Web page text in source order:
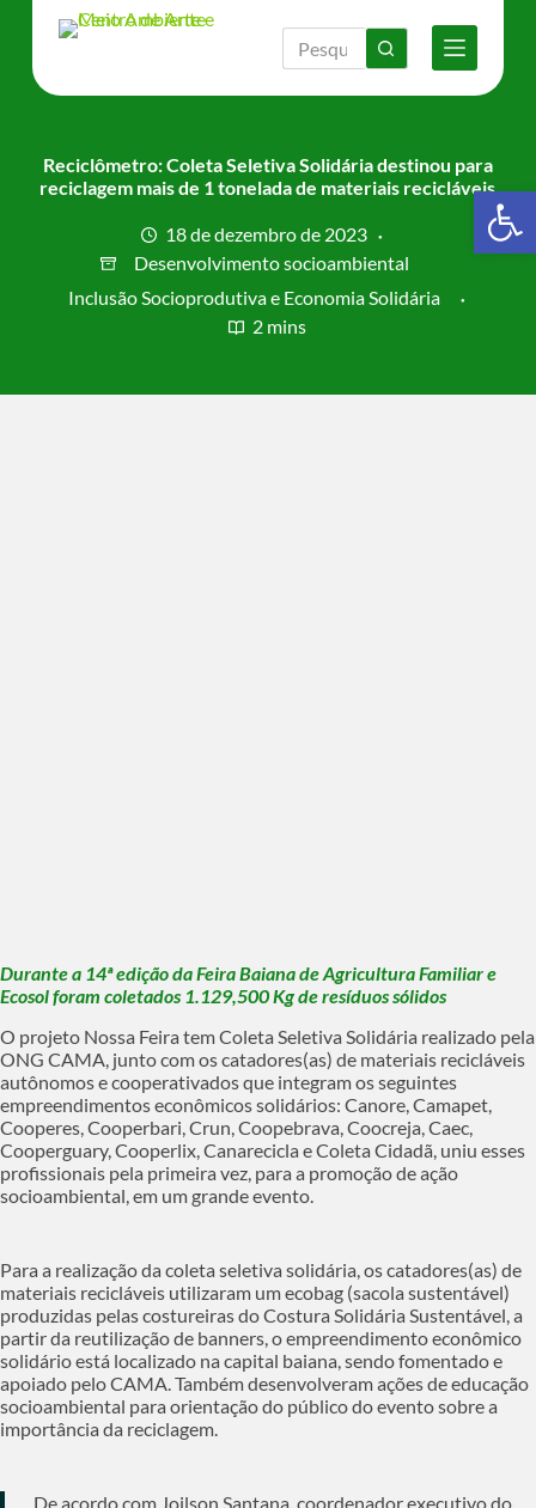
Reciclômetro: Coleta Seletiva Solidária destinou para
reciclagem mais de 1 tonelada de materiais recicláveis
18 de dezembro de 2023
Desenvolvimento socioambiental
Inclusão Socioprodutiva e Economia Solidária
2 mins
Durante a 14ª edição da Feira Baiana de Agricultura Familiar e
Ecosol foram coletados 1.129,500 Kg de resíduos sólidos
O projeto Nossa Feira tem Coleta Seletiva Solidária realizado pela
ONG CAMA, junto com os catadores(as) de materiais recicláveis
autônomos e cooperativados que integram os seguintes
empreendimentos econômicos solidários: Canore, Camapet,
Cooperes, Cooperbari, Crun, Coopebrava, Coocreja, Caec,
Cooperguary, Cooperlix, Canarecicla e Coleta Cidadã, uniu esses
profissionais pela primeira vez, para a promoção de ação
socioambiental, em um grande evento.
Para a realização da coleta seletiva solidária, os catadores(as) de
materiais recicláveis utilizaram um ecobag (sacola sustentável)
produzidas pelas costureiras do Costura Solidária Sustentável, a
partir da reutilização de banners, o empreendimento econômico
solidário está localizado na capital baiana, sendo fomentado e
apoiado pelo CAMA. Também desenvolveram ações de educação
socioambiental para orientação do público do evento sobre a
importância da reciclagem.
De acordo com Joilson Santana, coordenador executivo do
Barra de Ferramentas Aberta